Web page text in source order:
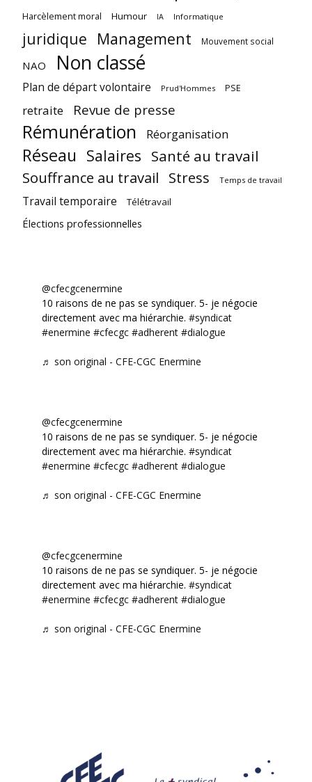
Harcèlement moral Humour IA Informatique
juridique Management Mouvement social
NAO Non classé
Plan de départ volontaire Prud'Hommes PSE
retraite Revue de presse
Rémunération Réorganisation
Réseau Salaires Santé au travail
Souffrance au travail Stress Temps de travail
Travail temporaire Télétravail
Élections professionnelles
@cfecgcenermine
10 raisons de ne pas se syndiquer. 5- je négocie
directement avec ma hiérarchie. #syndicat
#enermine #cfecgc #adherent #dialogue
♬ son original - CFE-CGC Enermine
@cfecgcenermine
10 raisons de ne pas se syndiquer. 5- je négocie
directement avec ma hiérarchie. #syndicat
#enermine #cfecgc #adherent #dialogue
♬ son original - CFE-CGC Enermine
@cfecgcenermine
10 raisons de ne pas se syndiquer. 5- je négocie
directement avec ma hiérarchie. #syndicat
#enermine #cfecgc #adherent #dialogue
♬ son original - CFE-CGC Enermine